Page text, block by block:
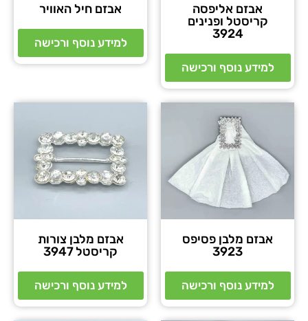
אבזם אליפסה
קריסטל ופנינים
3924
למידע נוסף ורכישה
אבזם חיל האוויר
למידע נוסף ורכישה
אבזם מלבן פסיפס
3923
למידע נוסף ורכישה
אבזם מלבן צורות
קריסטל 3947
למידע נוסף ורכישה